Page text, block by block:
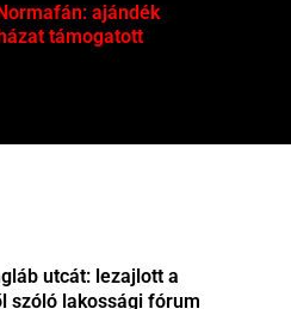
ajándék
támogatott
utcát: lezajlott a
szóló lakossági fórum